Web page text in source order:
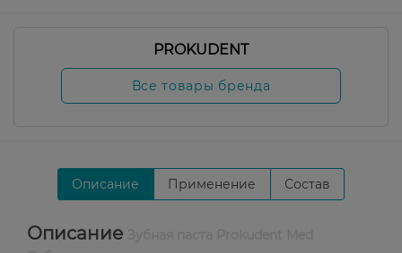
PROKUDENT
Все товары бренда
Описание Применение Состав
Описание